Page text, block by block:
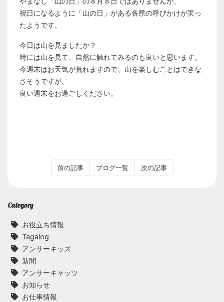
祝日になるように「山の日」がある各県の呼びかけが実っ
たようです。
今日は山を見ましたか？
時には山を見て、自然に触れてみるのも良いと思います。
今週末はお天気が荒れますので、山を楽しむことはできな
さそうですが、
良い週末をお過ごしください。
前の記事 ブログ一覧 次の記事
Category
お役立ち情報
Tagalog
アンサーキッズ
新聞
アンサーキャッツ
お知らせ
お仕事情報